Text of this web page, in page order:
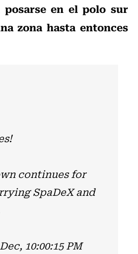
en el polo sur
zona hasta entonces
continues for
SpaDeX and
10:00:15 PM